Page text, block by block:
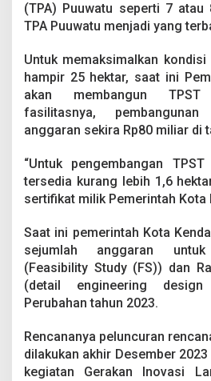
e
r
d
u
D
r
i
a
n
k
n
i
a
(TPA) Puuwatu seperti 7 atau
TPA Puuwatu menjadi yang
Untuk memaksimalkan kondisi
hampir 25 hektar, saat ini
akan membangun
fasilitasnya,
anggaran sekira Rp80 miliar di
“Untuk pengembangan
tersedia kurang lebih 1,6
sertifikat milik Pemerintah Kota
Saat ini pemerintah Kota
sejumlah anggaran
(Feasibility Study (FS)) dan
(detail engineering
Perubahan tahun 2023.
Rencananya peluncuran
dilakukan akhir Desember
kegiatan Gerakan Inovasi